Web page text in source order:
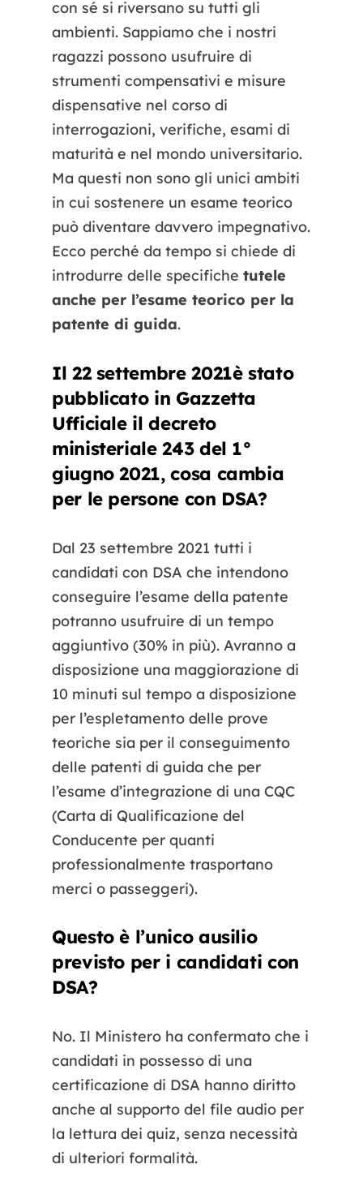
con sé si riversano su tutti gli
ambienti. Sappiamo che i nostri
ragazzi possono usufruire di
strumenti compensativi e misure
dispensative nel corso di
interrogazioni, verifiche, esami di
maturità e nel mondo universitario.
Ma questi non sono gli unici ambiti
in cui sostenere un esame teorico
può diventare davvero impegnativo.
Ecco perché da tempo si chiede di
introdurre delle specifiche tutele
anche per l’esame teorico per la
patente di guida.
Il 22 settembre 2021è stato
pubblicato in Gazzetta
Ufficiale il decreto
ministeriale 243 del 1°
giugno 2021, cosa cambia
per le persone con DSA?
Dal 23 settembre 2021 tutti i
candidati con DSA che intendono
conseguire l’esame della patente
potranno usufruire di un tempo
aggiuntivo (30% in più). Avranno a
disposizione una maggiorazione di
10 minuti sul tempo a disposizione
per l’espletamento delle prove
teoriche sia per il conseguimento
delle patenti di guida che per
l’esame d’integrazione di una CQC
(Carta di Qualificazione del
Conducente per quanti
professionalmente trasportano
merci o passeggeri).
Questo è l’unico ausilio
previsto per i candidati con
DSA?
No. Il Ministero ha confermato che i
candidati in possesso di una
certificazione di DSA hanno diritto
anche al supporto del file audio per
la lettura dei quiz, senza necessità
di ulteriori formalità.